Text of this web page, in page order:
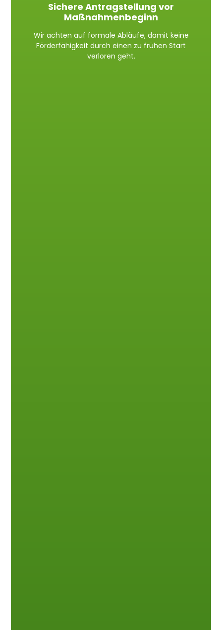
Sichere Antragstellung vor
Maßnahmenbeginn
Wir achten auf formale Abläufe, damit keine
Förderfähigkeit durch einen zu frühen Start
verloren geht.